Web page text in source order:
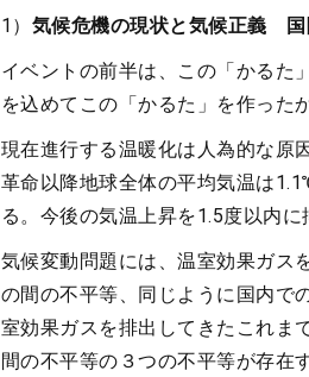
1） 気候危機の現状と気候正義 国
イベントの前半は、この「かるた
を込めてこの「かるた」を作った
現在進行する温暖化は人為的な原
革命以降地球全体の平均気温は
る。今後の気温上昇を1.5度以内に
気候変動問題には、温室効果ガス
の間の不平等、同じように国内で
室効果ガスを排出してきたこれま
間の不平等の３つの不平等が存在